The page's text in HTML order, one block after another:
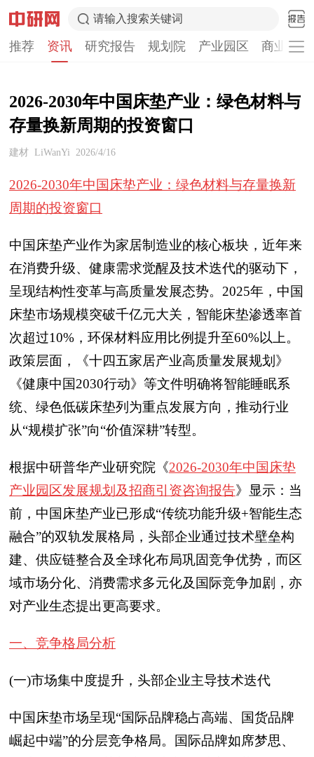
请输入搜索关键词
推荐 资讯 研究报告 规划院 产业园区 商业计
2026-2030年中国床垫产业：绿色材料与
存量换新周期的投资窗口
建材 LiWanYi 2026/4/16
2026-2030年中国床垫产业：绿色材料与存量换新
周期的投资窗口
中国床垫产业作为家居制造业的核心板块，近年来
在消费升级、健康需求觉醒及技术迭代的驱动下，
呈现结构性变革与高质量发展态势。2025年，中国
床垫市场规模突破千亿元大关，智能床垫渗透率首
次超过10%，环保材料应用比例提升至60%以上。
政策层面，《十四五家居产业高质量发展规划》
《健康中国2030行动》等文件明确将智能睡眠系
统、绿色低碳床垫列为重点发展方向，推动行业
从“规模扩张”向“价值深耕”转型。
根据中研普华产业研究院《2026-2030年中国床垫
产业园区发展规划及招商引资咨询报告》显示：当
前，中国床垫产业已形成“传统功能升级+智能生态
融合”的双轨发展格局，头部企业通过技术壁垒构
建、供应链整合及全球化布局巩固竞争优势，而区
域市场分化、消费需求多元化及国际竞争加剧，亦
对产业生态提出更高要求。
一、竞争格局分析
(一)市场集中度提升，头部企业主导技术迭代
中国床垫市场呈现“国际品牌稳占高端、国货品牌
崛起中端”的分层竞争格局。国际品牌如席梦思、